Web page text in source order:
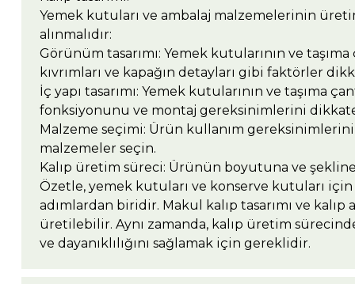
Yemek kutuları ve ambalaj malzemelerinin
alınmalıdır:
Görünüm tasarımı: Yemek kutularının ve
kıvrımları ve kapağın detayları gibi faktörler
İç yapı tasarımı: Yemek kutularının ve taşıma
fonksiyonunu ve montaj gereksinimlerini dikkate
Malzeme seçimi: Ürün kullanım
malzemeler seçin.
Kalıp üretim süreci: Ürünün boyutuna ve
Özetle, yemek kutuları ve konserve kutuları
adımlardan biridir. Makul kalıp tasarımı ve
üretilebilir. Aynı zamanda, kalıp üretim
ve dayanıklılığını sağlamak için gereklidir.